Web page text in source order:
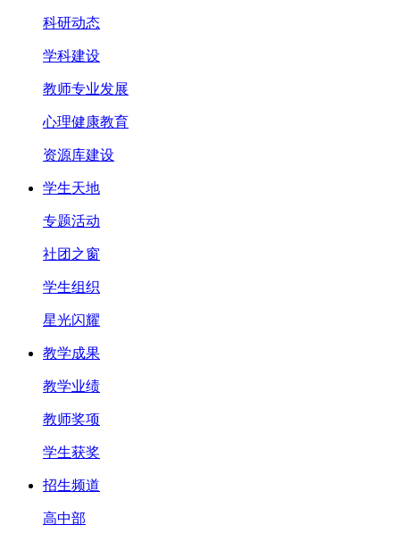
科研动态
学科建设
教师专业发展
心理健康教育
资源库建设
学生天地
专题活动
社团之窗
学生组织
星光闪耀
教学成果
教学业绩
教师奖项
学生获奖
招生频道
高中部